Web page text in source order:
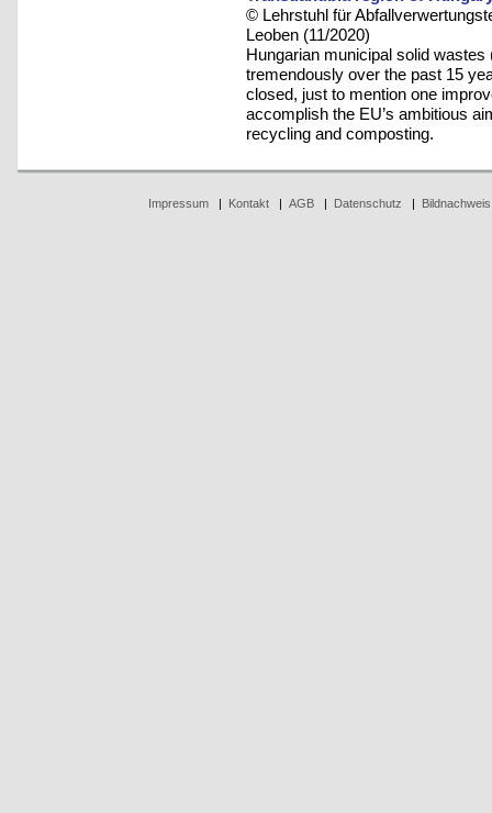
© Lehrstuhl für
Leoben (11/2020)
Hungarian municipal solid
tremendously over the past 15
closed, just to mention one
accomplish the EU’s ambitious
recycling and composting.
Impressum| Kontakt| AGB| Datenschutz Bildnachweis